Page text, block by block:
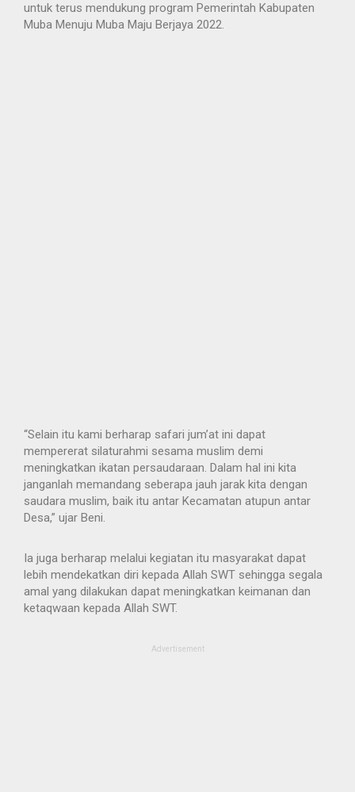
untuk terus mendukung program Pemerintah Kabupaten
Muba Menuju Muba Maju Berjaya 2022.
“Selain itu kami berharap safari jum’at ini dapat
mempererat silaturahmi sesama muslim demi
meningkatkan ikatan persaudaraan. Dalam hal ini kita
janganlah memandang seberapa jauh jarak kita dengan
saudara muslim, baik itu antar Kecamatan atupun antar
Desa,” ujar Beni.
Ia juga berharap melalui kegiatan itu masyarakat dapat
lebih mendekatkan diri kepada Allah SWT sehingga segala
amal yang dilakukan dapat meningkatkan keimanan dan
ketaqwaan kepada Allah SWT.
Advertisement